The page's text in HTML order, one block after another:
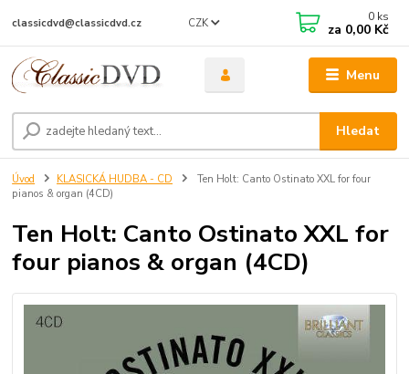
Menu
CZK
Hledat
classicdvd@classicdvd.cz 0 ks
za 0,00 Kč
Úvod KLASICKÁ HUDBA - CD
Ten Holt: Canto Ostinato XXL for four
pianos & organ (4CD)
Ten Holt: Canto Ostinato XXL for
four pianos & organ (4CD)